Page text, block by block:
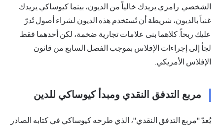
الشخصي. رامزي يريدك خالياً من الديون، بينما كيوساكي يريدك
غنياً بالديون، شريطة أن تُستخدم هذه الديون لشراء أصول تُدرّ
عليك ربحاً. كلاهما بنى علامات تجارية ضخمة، لكن أحدهما فقط
لجأ إلى إجراءات الإفلاس بموجب الفصل السابع من قانون
الإفلاس الأمريكي.
مربع التدفق النقدي ومبدأ كيوساكي للدين
يُعدّ "مربع التدفق النقدي"، الذي طرحه كيوساكي في كتابه الصادر